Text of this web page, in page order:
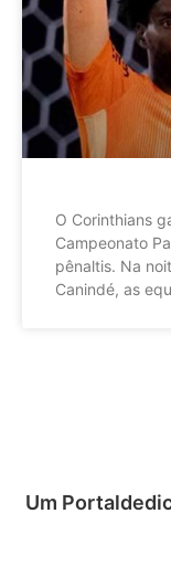
O Corinthians
Campeonato
pênaltis. Na
Canindé, as
Um